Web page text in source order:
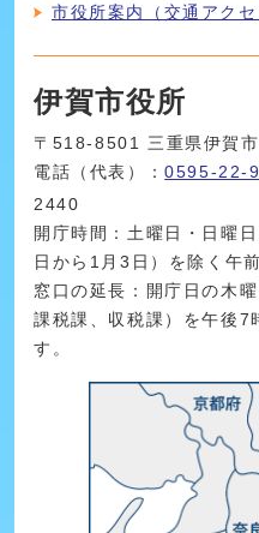
市役所案内（交通アクセ
伊賀市役所
〒518-8501 三重県伊賀
電話（代表）：0595-22-
2440
開庁時間：土曜日・日曜
日から1月3日）を除く午
窓口の延長：開庁日の木
課税課、収税課）を午後7
す。